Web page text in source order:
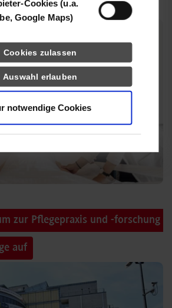
Cookies (u.a.
Google Maps)
Cookies zulassen
Auswahl erlauben
notwendige Cookies
zur Pflegepraxis und -forschung
auf